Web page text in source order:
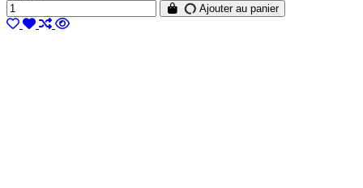
Ajouter au panier